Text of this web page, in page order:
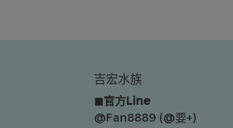
吉宏水族
◼官方Line
@Fan8889 (@要+)